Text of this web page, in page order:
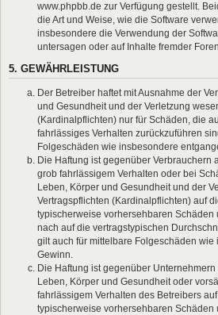
www.phpbb.de zur Verfügung gestellt.
die Art und Weise, wie die Software
insbesondere die Verwendung der
untersagen oder auf Inhalte fremder
5. GEWÄHRLEISTUNG
Der Betreiber haftet mit Ausnahme der
und Gesundheit und der Verletzung
(Kardinalpflichten) nur für Schäden, die
fahrlässiges Verhalten zurückzuführen
Folgeschäden wie insbesondere
Die Haftung ist gegenüber Verbrauchern
grob fahrlässigem Verhalten oder bei
Leben, Körper und Gesundheit und der
Vertragspflichten (Kardinalpflichten) auf
typischerweise vorhersehbaren Schäden
nach auf die vertragstypischen
gilt auch für mittelbare Folgeschäden
Gewinn.
Die Haftung ist gegenüber
Leben, Körper und Gesundheit oder
fahrlässigem Verhalten des Betreibers
typischerweise vorhersehbaren Schäden